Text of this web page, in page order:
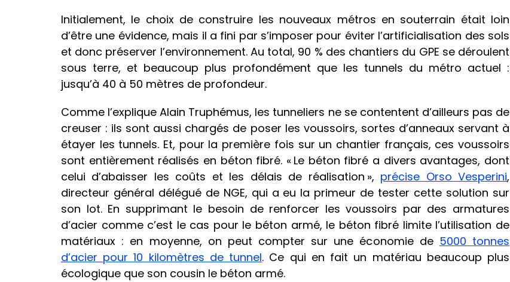
Initialement, le choix de construire les nouveaux métros en souterrain était loin
d’être une évidence, mais il a fini par s’imposer pour éviter l’artificialisation des sols
et donc préserver l’environnement. Au total, 90 % des chantiers du GPE se déroulent
sous terre, et beaucoup plus profondément que les tunnels du métro actuel :
jusqu’à 40 à 50 mètres de profondeur.
Comme l’explique Alain Truphémus, les tunneliers ne se contentent d’ailleurs pas de
creuser : ils sont aussi chargés de poser les voussoirs, sortes d’anneaux servant à
étayer les tunnels. Et, pour la première fois sur un chantier français, ces voussoirs
sont entièrement réalisés en béton fibré. « Le béton fibré a divers avantages, dont
celui d’abaisser les coûts et les délais de réalisation », précise Orso Vesperini,
directeur général délégué de NGE, qui a eu la primeur de tester cette solution sur
son lot. En supprimant le besoin de renforcer les voussoirs par des armatures
d’acier comme c’est le cas pour le béton armé, le béton fibré limite l’utilisation de
matériaux : en moyenne, on peut compter sur une économie de 5000 tonnes
d’acier pour 10 kilomètres de tunnel. Ce qui en fait un matériau beaucoup plus
écologique que son cousin le béton armé.